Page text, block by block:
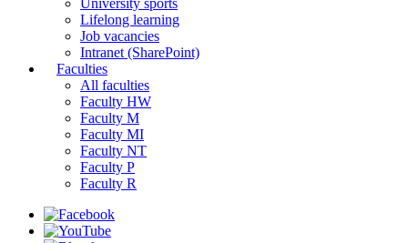
University sports
Lifelong learning
Job vacancies
Intranet (SharePoint)
Faculties
All faculties
Faculty HW
Faculty M
Faculty MI
Faculty NT
Faculty P
Faculty R